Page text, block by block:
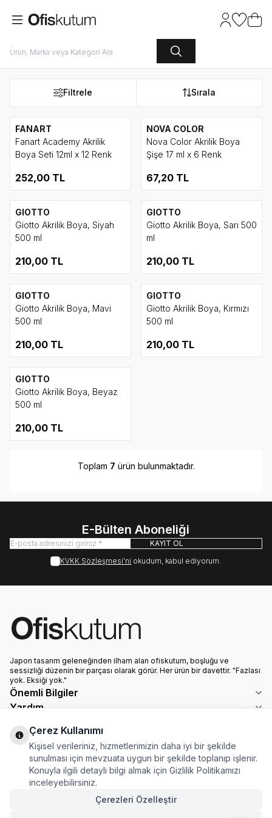
Hesabım
Filtrele Sırala
FANART
Fanart Academy Akrilik
Boya Seti 12ml x 12 Renk
252,00 TL
NOVA COLOR
Nova Color Akrilik Boya
Şişe 17 ml x 6 Renk
67,20 TL
GIOTTO
Giotto Akrilik Boya, Siyah
500 ml
210,00 TL
GIOTTO
Giotto Akrilik Boya, Sarı 500
ml
210,00 TL
GIOTTO
Giotto Akrilik Boya, Mavi
500 ml
210,00 TL
GIOTTO
Giotto Akrilik Boya, Kırmızı
500 ml
210,00 TL
GIOTTO
Giotto Akrilik Boya, Beyaz
500 ml
210,00 TL
Toplam 7 ürün bulunmaktadır.
E-Bülten Aboneliği
KAYIT OL
KVKK Sözleşmesi'ni okudum, kabul ediyorum.
Japon tasarım geleneğinden ilham alan ofiskutum, boşluğu ve
sessizliği düzenin bir parçası olarak görür. Her ürün bir davettir. "Fazlası
yok. Eksiği yok."
Önemli Bilgiler
Yardım
Adres & İletişim
Eyüp Sultan M. Osmangazi C.136-2
Sancaktepe-İstanbul
0506 479 60 87
info@ofiskutum.com
Çerez Kullanımı
Kişisel verileriniz, hizmetlerimizin daha iyi bir şekilde
sunulması için mevzuata uygun bir şekilde toplanıp işlenir.
Konuyla ilgili detaylı bilgi almak için Gizlilik Politikamızı
inceleyebilirsiniz.
Çerezleri Özelleştir